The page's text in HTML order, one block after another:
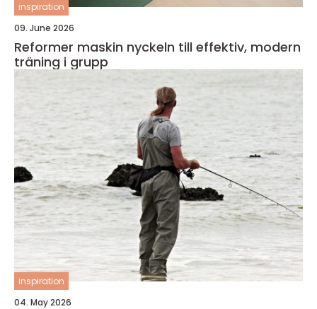
inspiration
09. June 2026
Reformer maskin nyckeln till effektiv, modern
träning i grupp
inspiration
04. May 2026